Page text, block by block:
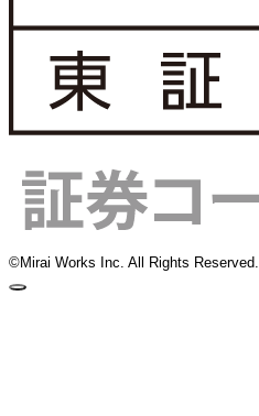
©Mirai Works Inc. All Rights Reserved.